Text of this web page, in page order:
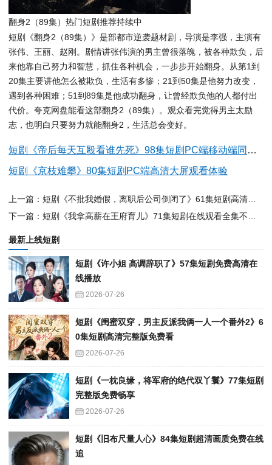
翻身2（89集）热门短剧推荐持续中
短剧《翻身2（89集）》是部都市逆袭题材剧，导演是李强，主演有
张伟、王丽、赵刚。剧情讲张伟演的男主曾很落魄，被各种欺负，后
来他靠自己努力和智慧，抓住各种机会，一步步开始翻身。从第1到
20集主要讲他怎么被欺负，生活有多惨；21到50集是他努力改变，
遇到各种困难；51到89集是他成功翻身，让曾经欺负他的人都付出
代价。夸克网盘能看这部翻身2（89集）。观众看完觉得男主太励
志，也明白只要努力就能翻身2，生活总会变好。
短剧《帝后每天互殴看谁先死》98集短剧PC端移动端同步观看
短剧《京枝难攀》80集短剧PC端高清大屏观看体验
最新上线短剧
短剧《许小姐 高调辞职了》57集短剧免费高清在
线播放
2026-07-26
短剧《闺蜜双穿，男主反派我俩一人一个番外2》6
0集短剧高清完整版免费看
2026-07-26
短剧《一枕良缘，将军府的绝代双丫鬟》77集短剧
完整版免费畅享
2026-07-26
短剧《旧布尺量人心》84集短剧超清画质免费在线
追